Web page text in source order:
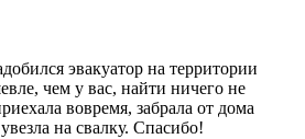
эвакуатор на территории
чем у вас, найти ничего не
вовремя, забрала от дома
на свалку. Спасибо!